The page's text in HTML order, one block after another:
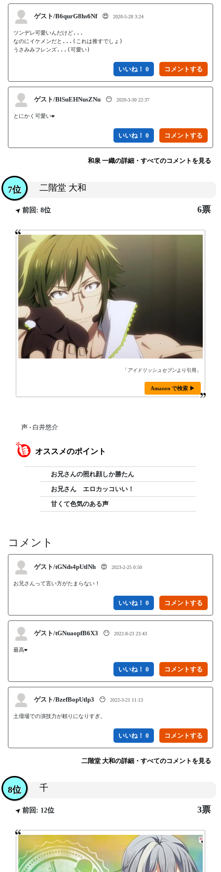
ゲスト/B6qurG8hs6Nf 😍 2020-5-28 3:24
ツンデレ可愛いんだけど...
なのにイケメンだと...(これは推すでしょ)
うさみみフレンズ...(可愛い)
いいね！ 0
ゲスト/BlSuEHNusZNu 😶 2020-3-30 22:37
とにかく可愛い❤️
いいね！ 0
和泉 一織の詳細・すべてのコメントを見る
二階堂 大和
7位
前回: 8位 6票
「 アイドリッシュセブンより引用」
Amazon で検索 ▶
声 - 白井悠介
オススメのポイント
お兄さんの照れ顔しか勝たん
お兄さん エロカッコいい！
甘くて色気のある声
コメント
ゲスト/tGNds4pUtlNh 😍 2023-2-25 0:50
お兄さんって言い方がたまらない！
いいね！ 0
ゲスト/tGNuaopfB6X3 😶 2022-8-23 23:43
最高❤
いいね！ 0
ゲスト/BzefBopUtlp3 😶 2022-3-21 11:13
土壇場での演技力が頼りになりすぎ。
いいね！ 0
二階堂 大和の詳細・すべてのコメントを見る
千
8位
前回: 12位 3票